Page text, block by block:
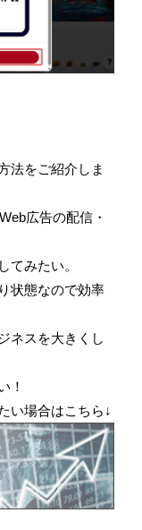
法をご紹介しま
広告の配信・
てみたい。
状態なので効率
ネスを大きくし
！
い場合はこちら↓